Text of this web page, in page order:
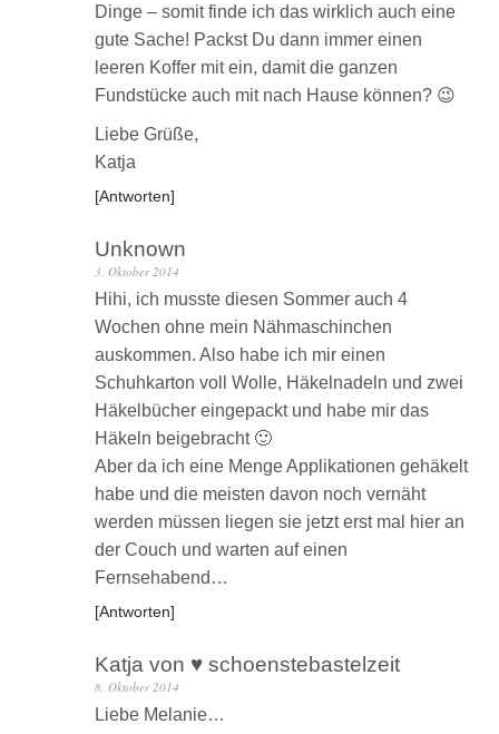
Dinge – somit finde ich das wirklich auch eine
gute Sache! Packst Du dann immer einen
leeren Koffer mit ein, damit die ganzen
Fundstücke auch mit nach Hause können? 😉
Liebe Grüße,
Katja
Antworten
Unknown
3. Oktober 2014
Hihi, ich musste diesen Sommer auch 4
Wochen ohne mein Nähmaschinchen
auskommen. Also habe ich mir einen
Schuhkarton voll Wolle, Häkelnadeln und zwei
Häkelbücher eingepackt und habe mir das
Häkeln beigebracht 🙂
Aber da ich eine Menge Applikationen gehäkelt
habe und die meisten davon noch vernäht
werden müssen liegen sie jetzt erst mal hier an
der Couch und warten auf einen
Fernsehabend…
Antworten
Katja von ♥ schoenstebastelzeit
8. Oktober 2014
Liebe Melanie…